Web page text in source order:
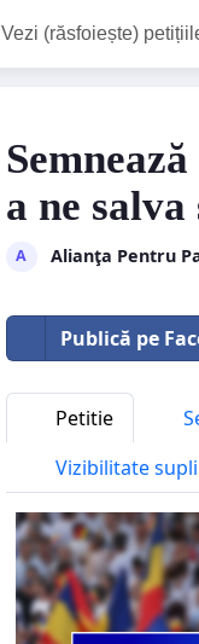
Vezi (răsfoiește)
a ne
A Alianţa Pentru
Publică pe
Petitie
Vizibilitate